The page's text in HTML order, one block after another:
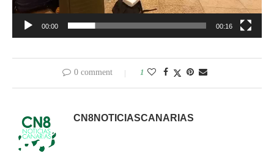
00:00 00:16
0 comment 1
CN8NOTICIASCANARIAS